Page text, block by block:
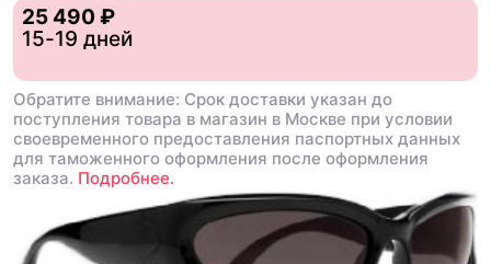
25 490 ₽
15-19 дней
Обратите внимание: Срок доставки указан до
поступления товара в магазин в Москве при условии
своевременного предоставления паспортных данных
для таможенного оформления после оформления
заказа. Подробнее.